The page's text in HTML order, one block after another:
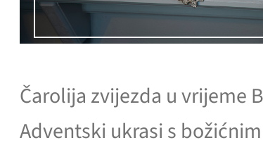
Čarolija zvijezda u vrijeme
Adventski ukrasi s